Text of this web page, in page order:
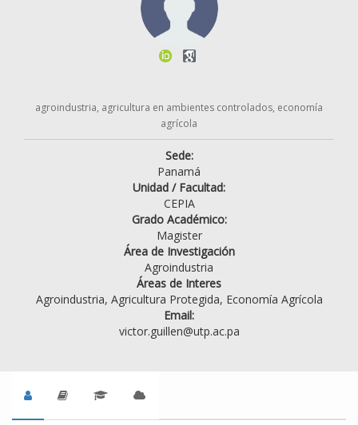
agroindustria, agricultura en ambientes controlados, economía
agrícola
Sede:
Panamá
Unidad / Facultad:
CEPIA
Grado Académico:
Magister
Área de Investigación
Agroindustria
Áreas de Interes
Agroindustria, Agricultura Protegida, Economía Agrícola
Email:
victor.guillen@utp.ac.pa